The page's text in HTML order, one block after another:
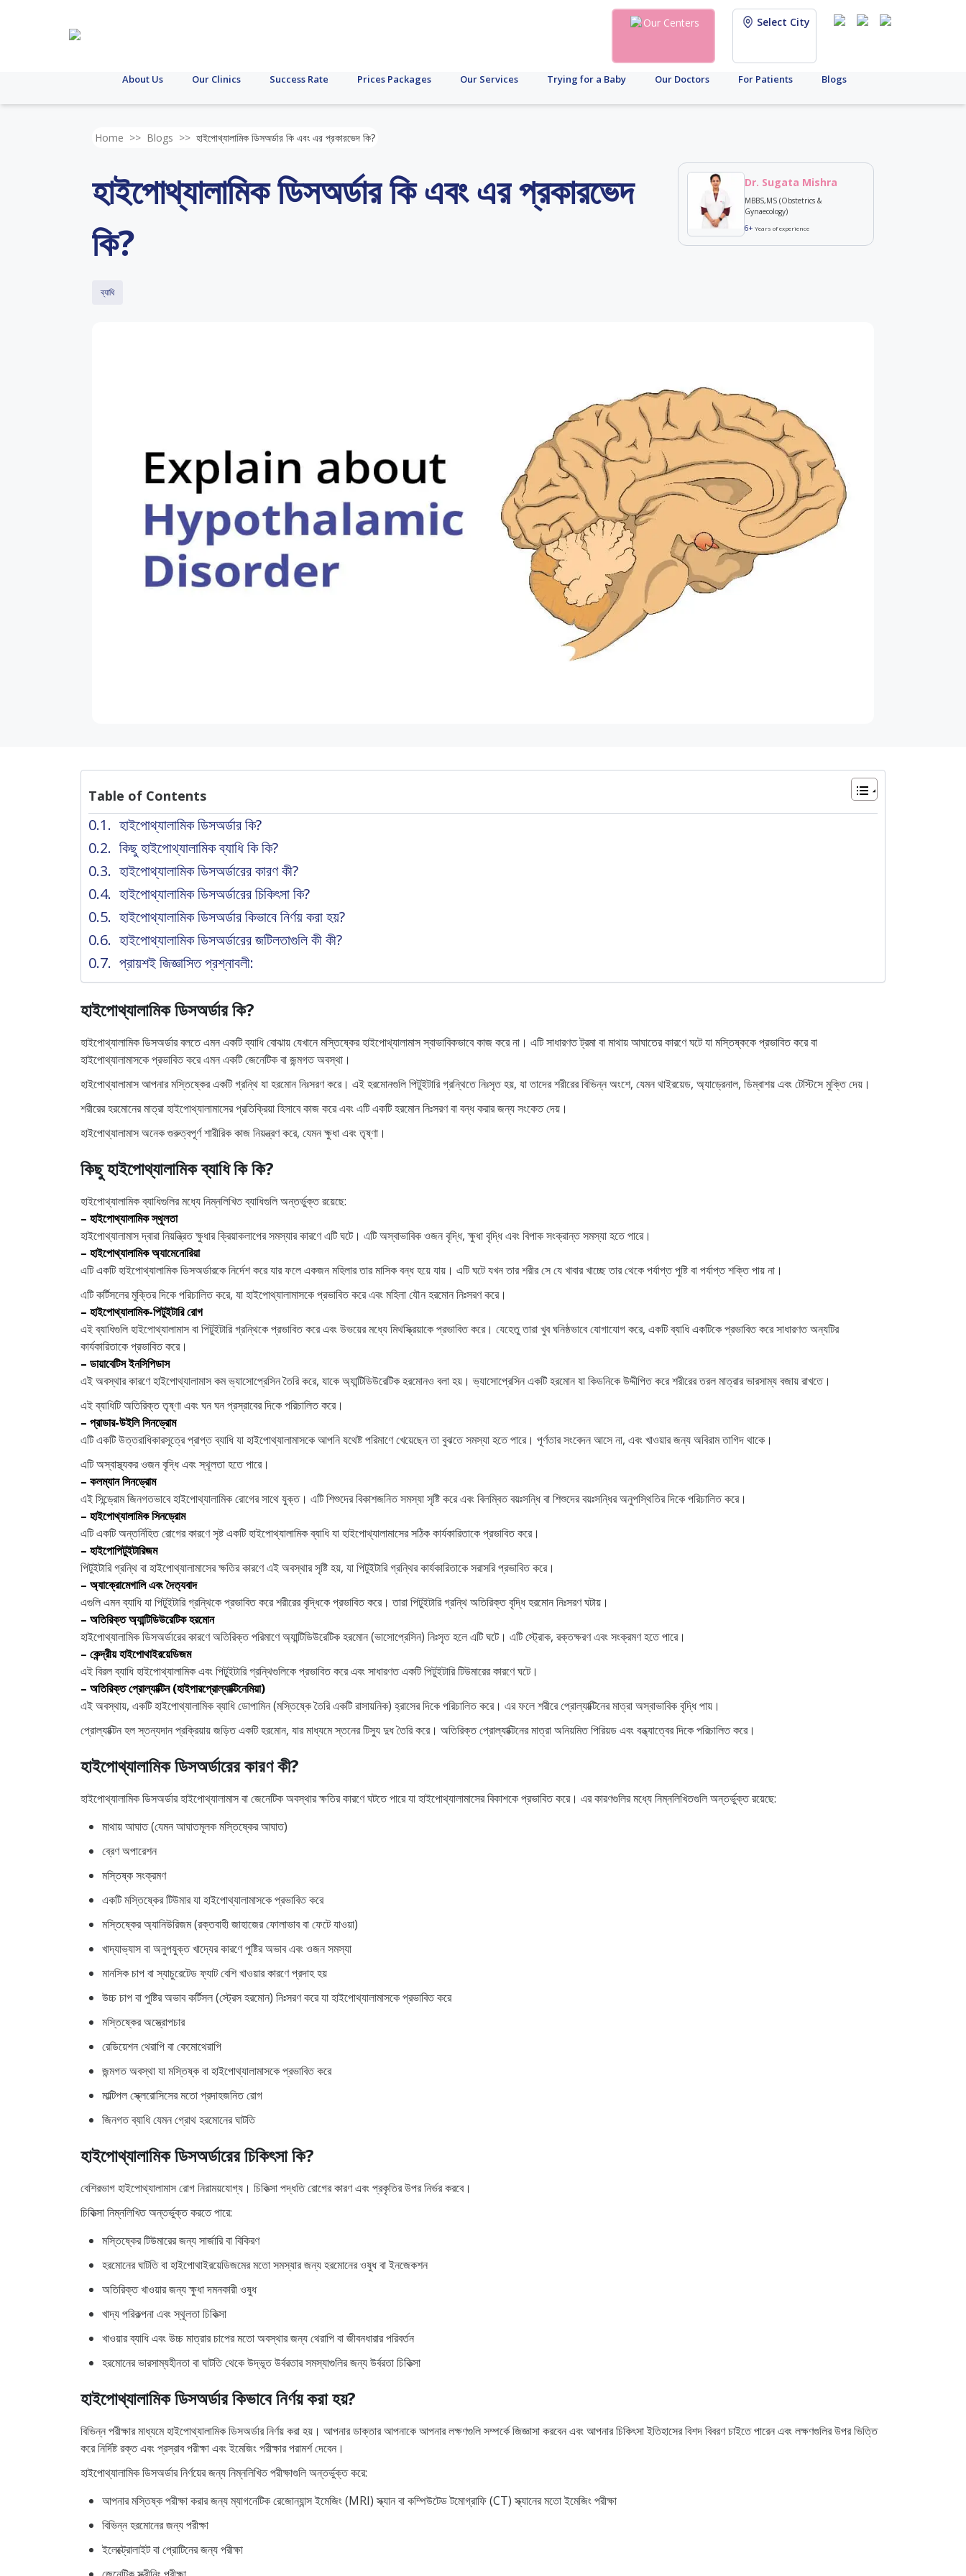
Our Centers Select City
About Us Our Clinics Success Rate Prices Packages Our Services Trying for a Baby Our Doctors For Patients Blogs
Home >> Blogs >> হাইপোথ্যালামিক ডিসঅর্ডার কি এবং এর প্রকারভেদ কি?
হাইপোথ্যালামিক ডিসঅর্ডার কি এবং এর প্রকারভেদ
কি?
ব্যাধি
Dr. Sugata Mishra
MBBS,MS (Obstetrics &
Gynaecology)
6+Years of experience
Table of Contents
হাইপোথ্যালামিক ডিসঅর্ডার কি?
কিছু হাইপোথ্যালামিক ব্যাধি কি কি?
হাইপোথ্যালামিক ডিসঅর্ডারের কারণ কী?
হাইপোথ্যালামিক ডিসঅর্ডারের চিকিৎসা কি?
হাইপোথ্যালামিক ডিসঅর্ডার কিভাবে নির্ণয় করা হয়?
হাইপোথ্যালামিক ডিসঅর্ডারের জটিলতাগুলি কী কী?
প্রায়শই জিজ্ঞাসিত প্রশ্নাবলী:
হাইপোথ্যালামিক ডিসঅর্ডার কি?
হাইপোথ্যালামিক ডিসঅর্ডার বলতে এমন একটি ব্যাধি বোঝায় যেখানে মস্তিষ্কের হাইপোথ্যালামাস স্বাভাবিকভাবে কাজ করে না। এটি সাধারণত ট্রমা বা মাথায় আঘাতের কারণে ঘটে যা মস্তিষ্ককে প্রভাবিত করে বা
হাইপোথ্যালামাসকে প্রভাবিত করে এমন একটি জেনেটিক বা জন্মগত অবস্থা।
হাইপোথ্যালামাস আপনার মস্তিষ্কের একটি গ্রন্থি যা হরমোন নিঃসরণ করে। এই হরমোনগুলি পিটুইটারি গ্রন্থিতে নিঃসৃত হয়, যা তাদের শরীরের বিভিন্ন অংশে, যেমন থাইরয়েড, অ্যাড্রেনাল, ডিম্বাশয় এবং টেস্টিসে মুক্তি দেয়।
শরীরের হরমোনের মাত্রা হাইপোথ্যালামাসের প্রতিক্রিয়া হিসাবে কাজ করে এবং এটি একটি হরমোন নিঃসরণ বা বন্ধ করার জন্য সংকেত দেয়।
হাইপোথ্যালামাস অনেক গুরুত্বপূর্ণ শারীরিক কাজ নিয়ন্ত্রণ করে, যেমন ক্ষুধা এবং তৃষ্ণা।
কিছু হাইপোথ্যালামিক ব্যাধি কি কি?
হাইপোথ্যালামিক ব্যাধিগুলির মধ্যে নিম্নলিখিত ব্যাধিগুলি অন্তর্ভুক্ত রয়েছে:
– হাইপোথ্যালামিক স্থূলতা
হাইপোথ্যালামাস দ্বারা নিয়ন্ত্রিত ক্ষুধার ক্রিয়াকলাপের সমস্যার কারণে এটি ঘটে। এটি অস্বাভাবিক ওজন বৃদ্ধি, ক্ষুধা বৃদ্ধি এবং বিপাক সংক্রান্ত সমস্যা হতে পারে।
– হাইপোথ্যালামিক অ্যামেনোরিয়া
এটি একটি হাইপোথ্যালামিক ডিসঅর্ডারকে নির্দেশ করে যার ফলে একজন মহিলার তার মাসিক বন্ধ হয়ে যায়। এটি ঘটে যখন তার শরীর সে যে খাবার খাচ্ছে তার থেকে পর্যাপ্ত পুষ্টি বা পর্যাপ্ত শক্তি পায় না।
এটি কর্টিসলের মুক্তির দিকে পরিচালিত করে, যা হাইপোথ্যালামাসকে প্রভাবিত করে এবং মহিলা যৌন হরমোন নিঃসরণ করে।
– হাইপোথ্যালামিক-পিটুইটারি রোগ
এই ব্যাধিগুলি হাইপোথ্যালামাস বা পিটুইটারি গ্রন্থিকে প্রভাবিত করে এবং উভয়ের মধ্যে মিথস্ক্রিয়াকে প্রভাবিত করে। যেহেতু তারা খুব ঘনিষ্ঠভাবে যোগাযোগ করে, একটি ব্যাধি একটিকে প্রভাবিত করে সাধারণত অন্যটির
কার্যকারিতাকে প্রভাবিত করে।
– ডায়াবেটিস ইনসিপিডাস
এই অবস্থার কারণে হাইপোথ্যালামাস কম ভ্যাসোপ্রেসিন তৈরি করে, যাকে অ্যান্টিডিউরেটিক হরমোনও বলা হয়। ভ্যাসোপ্রেসিন একটি হরমোন যা কিডনিকে উদ্দীপিত করে শরীরের তরল মাত্রার ভারসাম্য বজায় রাখতে।
এই ব্যাধিটি অতিরিক্ত তৃষ্ণা এবং ঘন ঘন প্রস্রাবের দিকে পরিচালিত করে।
– প্রাডার-উইলি সিনড্রোম
এটি একটি উত্তরাধিকারসূত্রে প্রাপ্ত ব্যাধি যা হাইপোথ্যালামাসকে আপনি যথেষ্ট পরিমাণে খেয়েছেন তা বুঝতে সমস্যা হতে পারে। পূর্ণতার সংবেদন আসে না, এবং খাওয়ার জন্য অবিরাম তাগিদ থাকে।
এটি অস্বাস্থ্যকর ওজন বৃদ্ধি এবং স্থূলতা হতে পারে।
– কলম্যান সিনড্রোম
এই সিন্ড্রোম জিনগতভাবে হাইপোথ্যালামিক রোগের সাথে যুক্ত। এটি শিশুদের বিকাশজনিত সমস্যা সৃষ্টি করে এবং বিলম্বিত বয়ঃসন্ধি বা শিশুদের বয়ঃসন্ধির অনুপস্থিতির দিকে পরিচালিত করে।
– হাইপোথ্যালামিক সিনড্রোম
এটি একটি অন্তর্নিহিত রোগের কারণে সৃষ্ট একটি হাইপোথ্যালামিক ব্যাধি যা হাইপোথ্যালামাসের সঠিক কার্যকারিতাকে প্রভাবিত করে।
– হাইপোপিটুইটারিজম
পিটুইটারি গ্রন্থি বা হাইপোথ্যালামাসের ক্ষতির কারণে এই অবস্থার সৃষ্টি হয়, যা পিটুইটারি গ্রন্থির কার্যকারিতাকে সরাসরি প্রভাবিত করে।
– অ্যাক্রোমেগালি এবং দৈত্যবাদ
এগুলি এমন ব্যাধি যা পিটুইটারি গ্রন্থিকে প্রভাবিত করে শরীরের বৃদ্ধিকে প্রভাবিত করে। তারা পিটুইটারি গ্রন্থি অতিরিক্ত বৃদ্ধি হরমোন নিঃসরণ ঘটায়।
– অতিরিক্ত অ্যান্টিডিউরেটিক হরমোন
হাইপোথ্যালামিক ডিসঅর্ডারের কারণে অতিরিক্ত পরিমাণে অ্যান্টিডিউরেটিক হরমোন (ভাসোপ্রেসিন) নিঃসৃত হলে এটি ঘটে। এটি স্ট্রোক, রক্তক্ষরণ এবং সংক্রমণ হতে পারে।
– কেন্দ্রীয় হাইপোথাইরয়েডিজম
এই বিরল ব্যাধি হাইপোথ্যালামিক এবং পিটুইটারি গ্রন্থিগুলিকে প্রভাবিত করে এবং সাধারণত একটি পিটুইটারি টিউমারের কারণে ঘটে।
– অতিরিক্ত প্রোল্যাক্টিন (হাইপারপ্রোল্যাক্টিনেমিয়া)
এই অবস্থায়, একটি হাইপোথ্যালামিক ব্যাধি ডোপামিন (মস্তিষ্কে তৈরি একটি রাসায়নিক) হ্রাসের দিকে পরিচালিত করে। এর ফলে শরীরে প্রোল্যাক্টিনের মাত্রা অস্বাভাবিক বৃদ্ধি পায়।
প্রোল্যাক্টিন হল স্তন্যদান প্রক্রিয়ায় জড়িত একটি হরমোন, যার মাধ্যমে স্তনের টিস্যু দুধ তৈরি করে। অতিরিক্ত প্রোল্যাক্টিনের মাত্রা অনিয়মিত পিরিয়ড এবং বন্ধ্যাত্বের দিকে পরিচালিত করে।
হাইপোথ্যালামিক ডিসঅর্ডারের কারণ কী?
হাইপোথ্যালামিক ডিসঅর্ডার হাইপোথ্যালামাস বা জেনেটিক অবস্থার ক্ষতির কারণে ঘটতে পারে যা হাইপোথ্যালামাসের বিকাশকে প্রভাবিত করে। এর কারণগুলির মধ্যে নিম্নলিখিতগুলি অন্তর্ভুক্ত রয়েছে:
মাথায় আঘাত (যেমন আঘাতমূলক মস্তিষ্কের আঘাত)
ব্রেণ অপারেশন
মস্তিষ্ক সংক্রমণ
একটি মস্তিষ্কের টিউমার যা হাইপোথ্যালামাসকে প্রভাবিত করে
মস্তিষ্কের অ্যানিউরিজম (রক্তবাহী জাহাজের ফোলাভাব বা ফেটে যাওয়া)
খাদ্যাভ্যাস বা অনুপযুক্ত খাদ্যের কারণে পুষ্টির অভাব এবং ওজন সমস্যা
মানসিক চাপ বা স্যাচুরেটেড ফ্যাট বেশি খাওয়ার কারণে প্রদাহ হয়
উচ্চ চাপ বা পুষ্টির অভাব কর্টিসল (স্ট্রেস হরমোন) নিঃসরণ করে যা হাইপোথ্যালামাসকে প্রভাবিত করে
মস্তিষ্কের অস্ত্রোপচার
রেডিয়েশন থেরাপি বা কেমোথেরাপি
জন্মগত অবস্থা যা মস্তিষ্ক বা হাইপোথ্যালামাসকে প্রভাবিত করে
মাল্টিপল স্ক্লেরোসিসের মতো প্রদাহজনিত রোগ
জিনগত ব্যাধি যেমন গ্রোথ হরমোনের ঘাটতি
হাইপোথ্যালামিক ডিসঅর্ডারের চিকিৎসা কি?
বেশিরভাগ হাইপোথ্যালামাস রোগ নিরাময়যোগ্য। চিকিত্সা পদ্ধতি রোগের কারণ এবং প্রকৃতির উপর নির্ভর করবে।
চিকিত্সা নিম্নলিখিত অন্তর্ভুক্ত করতে পারে:
মস্তিষ্কের টিউমারের জন্য সার্জারি বা বিকিরণ
হরমোনের ঘাটতি বা হাইপোথাইরয়েডিজমের মতো সমস্যার জন্য হরমোনের ওষুধ বা ইনজেকশন
অতিরিক্ত খাওয়ার জন্য ক্ষুধা দমনকারী ওষুধ
খাদ্য পরিকল্পনা এবং স্থূলতা চিকিত্সা
খাওয়ার ব্যাধি এবং উচ্চ মাত্রার চাপের মতো অবস্থার জন্য থেরাপি বা জীবনধারার পরিবর্তন
হরমোনের ভারসাম্যহীনতা বা ঘাটতি থেকে উদ্ভূত উর্বরতার সমস্যাগুলির জন্য উর্বরতা চিকিত্সা
হাইপোথ্যালামিক ডিসঅর্ডার কিভাবে নির্ণয় করা হয়?
বিভিন্ন পরীক্ষার মাধ্যমে হাইপোথ্যালামিক ডিসঅর্ডার নির্ণয় করা হয়। আপনার ডাক্তার আপনাকে আপনার লক্ষণগুলি সম্পর্কে জিজ্ঞাসা করবেন এবং আপনার চিকিৎসা ইতিহাসের বিশদ বিবরণ চাইতে পারেন এবং লক্ষণগুলির উপর ভিত্তি
করে নির্দিষ্ট রক্ত ​​এবং প্রস্রাব পরীক্ষা এবং ইমেজিং পরীক্ষার পরামর্শ দেবেন।
হাইপোথ্যালামিক ডিসঅর্ডার নির্ণয়ের জন্য নিম্নলিখিত পরীক্ষাগুলি অন্তর্ভুক্ত করে:
আপনার মস্তিষ্ক পরীক্ষা করার জন্য ম্যাগনেটিক রেজোন্যান্স ইমেজিং (MRI) স্ক্যান বা কম্পিউটেড টমোগ্রাফি (CT) স্ক্যানের মতো ইমেজিং পরীক্ষা
বিভিন্ন হরমোনের জন্য পরীক্ষা
ইলেক্ট্রোলাইট বা প্রোটিনের জন্য পরীক্ষা